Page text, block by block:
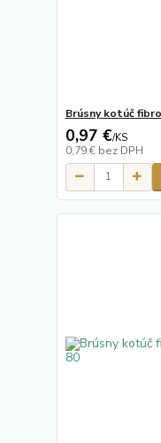
Brúsny kotúč
0,97 €/KS
0,79 € bez DPH